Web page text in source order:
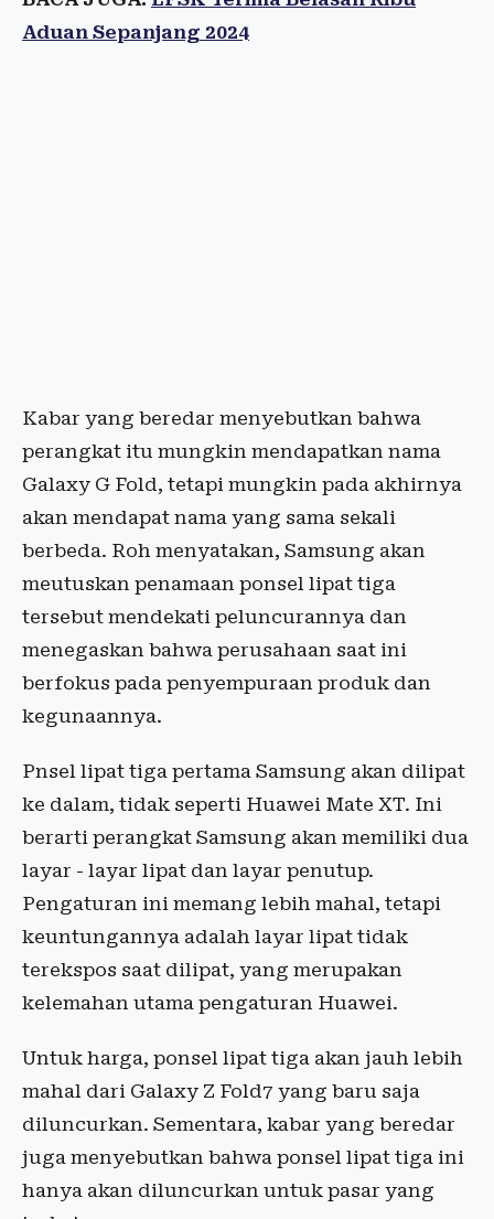
Aduan Sepanjang 2024
Kabar yang beredar menyebutkan bahwa
perangkat itu mungkin mendapatkan nama
Galaxy G Fold, tetapi mungkin pada akhirnya
akan mendapat nama yang sama sekali
berbeda. Roh menyatakan, Samsung akan
meutuskan penamaan ponsel lipat tiga
tersebut mendekati peluncurannya dan
menegaskan bahwa perusahaan saat ini
berfokus pada penyempuraan produk dan
kegunaannya.
Pnsel lipat tiga pertama Samsung akan dilipat
ke dalam, tidak seperti Huawei Mate XT. Ini
berarti perangkat Samsung akan memiliki dua
layar - layar lipat dan layar penutup.
Pengaturan ini memang lebih mahal, tetapi
keuntungannya adalah layar lipat tidak
terekspos saat dilipat, yang merupakan
kelemahan utama pengaturan Huawei.
Untuk harga, ponsel lipat tiga akan jauh lebih
mahal dari Galaxy Z Fold7 yang baru saja
diluncurkan. Sementara, kabar yang beredar
juga menyebutkan bahwa ponsel lipat tiga ini
hanya akan diluncurkan untuk pasar yang